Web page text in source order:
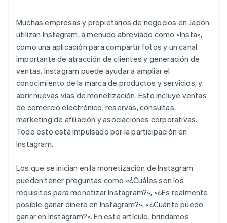
Muchas empresas y propietarios de negocios en Japón
utilizan Instagram, a menudo abreviado como «Insta»,
como una aplicación para compartir fotos y un canal
importante de atracción de clientes y generación de
ventas. Instagram puede ayudar a ampliar el
conocimiento de la marca de productos y servicios, y
abrir nuevas vías de monetización. Esto incluye ventas
de comercio electrónico, reservas, consultas,
marketing de afiliación y asociaciones corporativas.
Todo esto está impulsado por la participación en
Instagram.
Los que se inician en la monetización de Instagram
pueden tener preguntas como «¿Cuáles son los
requisitos para monetizar Instagram?», «¿Es realmente
posible ganar dinero en Instagram?», «¿Cuánto puedo
ganar en Instagram?». En este artículo, brindamos